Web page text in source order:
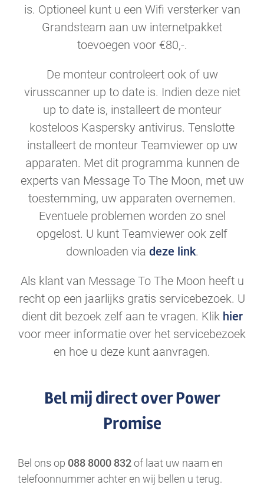
is. Optioneel kunt u een Wifi versterker van
Grandsteam aan uw internetpakket
toevoegen voor €80,-.
De monteur controleert ook of uw
virusscanner up to date is. Indien deze niet
up to date is, installeert de monteur
kosteloos Kaspersky antivirus. Tenslotte
installeert de monteur Teamviewer op uw
apparaten. Met dit programma kunnen de
experts van Message To The Moon, met uw
toestemming, uw apparaten overnemen.
Eventuele problemen worden zo snel
opgelost. U kunt Teamviewer ook zelf
downloaden via deze link.
Als klant van Message To The Moon heeft u
recht op een jaarlijks gratis servicebezoek. U
dient dit bezoek zelf aan te vragen. Klik hier
voor meer informatie over het servicebezoek
en hoe u deze kunt aanvragen.
Bel mij direct over Power
Promise
Bel ons op 088 8000 832of laat uw naam en
telefoonnummer achter en wij bellen u terug.